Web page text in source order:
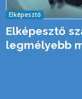
Elképesztő
Elképesztő
legmélyebb